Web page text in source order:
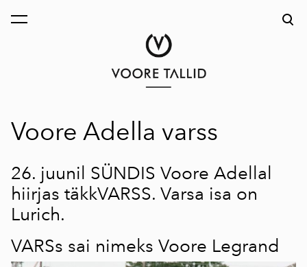
lisati ostukorvi.
Voore Adella varss
26. juunil SÜNDIS Voore Adellal
hiirjas täkkVARSS. Varsa isa on
Lurich.
VARSs sai nimeks Voore Legrand